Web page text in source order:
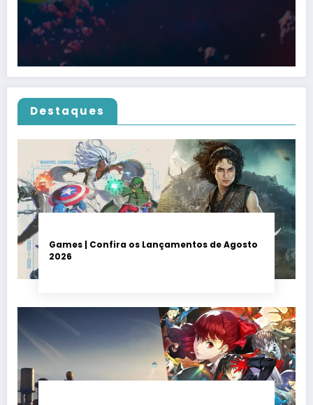
Destaques
Games | Confira os Lançamentos de Agosto
2026